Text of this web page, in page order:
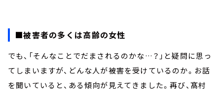
■被害者の多くは高齢の女性
でも、「そんなことでだまされるのかな…？」と疑問に思っ
てしまいますが、どんな人が被害を受けているのか。お話
を聞いていると、ある傾向が見えてきました。再び、髙村